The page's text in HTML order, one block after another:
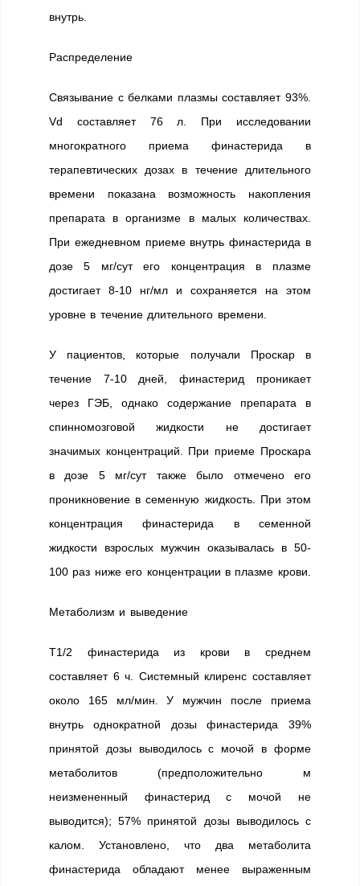
внутрь.
Распределение
Связывание с белками плазмы составляет 93%.
Vd составляет 76 л. При исследовании
многократного приема финастерида в
терапевтических дозах в течение длительного
времени показана возможность накопления
препарата в организме в малых количествах.
При ежедневном приеме внутрь финастерида в
дозе 5 мг/сут его концентрация в плазме
достигает 8-10 нг/мл и сохраняется на этом
уровне в течение длительного времени.
У пациентов, которые получали Проскар в
течение 7-10 дней, финастерид проникает
через ГЭБ, однако содержание препарата в
спинномозговой жидкости не достигает
значимых концентраций. При приеме Проскара
в дозе 5 мг/сут также было отмечено его
проникновение в семенную жидкость. При этом
концентрация финастерида в семенной
жидкости взрослых мужчин оказывалась в 50-
100 раз ниже его концентрации в плазме крови.
Метаболизм и выведение
T1/2 финастерида из крови в среднем
составляет 6 ч. Системный клиренс составляет
около 165 мл/мин. У мужчин после приема
внутрь однократной дозы финастерида 39%
принятой дозы выводилось с мочой в форме
метаболитов (предположительно м
неизмененный финастерид с мочой не
выводится); 57% принятой дозы выводилось с
калом. Установлено, что два метаболита
финастерида обладают менее выраженным